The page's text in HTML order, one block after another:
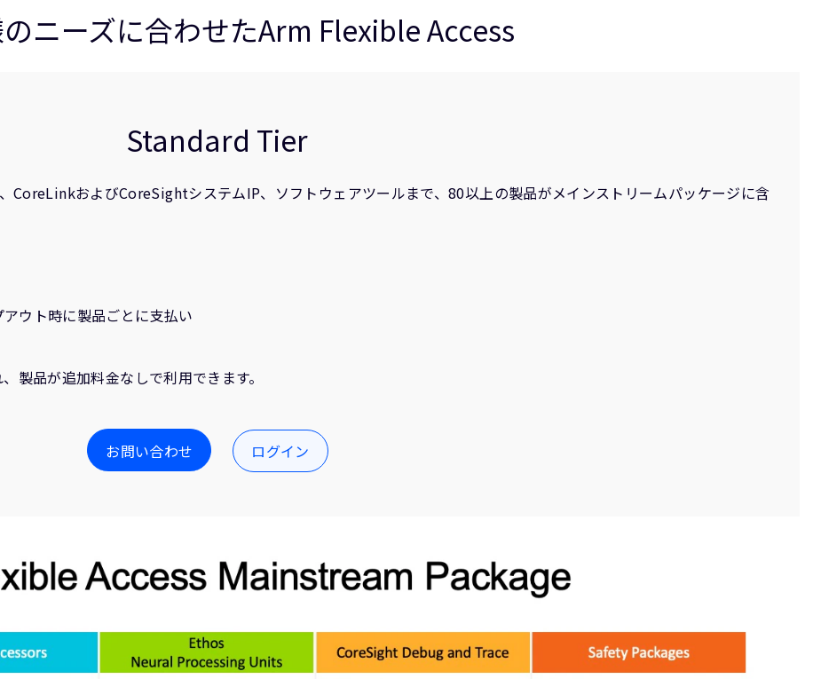
ニーズに合わせたArm Flexible Access
Standard Tier
およびCoreSightシステムIP、ソフトウェアツールまで、80以上の製品がメインストリームパッケージに含
ウト時に製品ごとに支払い
製品が追加料金なしで利用できます。
お問い合わせ ログイン